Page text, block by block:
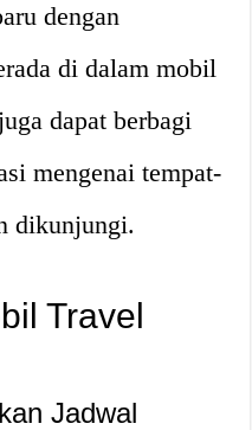
dengan
di dalam mobil
dapat berbagi
mengenai tempat-
dikunjungi.
Travel
Jadwal